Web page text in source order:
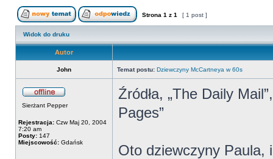
Strona 1 z 1 [ 1 post ]
Widok do druku
Autor
John Temat postu: Dziewczyny McCartneya w 60s
Sierżant Pepper
Rejestracja: Czw Maj 20, 2004
7:20 am
Posty: 147
Miejscowość: Gdańsk
Źródła, „The Daily
Pages”
Oto dziewczyny Paula,